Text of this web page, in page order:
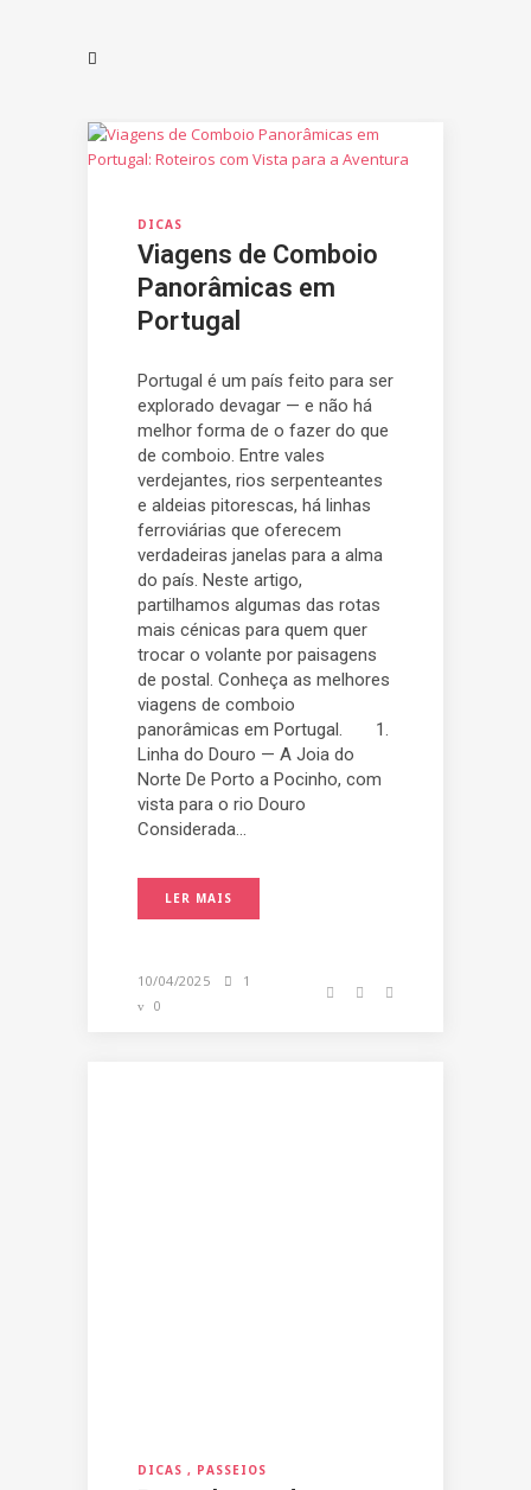
DICAS
Viagens de Comboio
Panorâmicas em
Portugal
Portugal é um país feito para ser
explorado devagar — e não há
melhor forma de o fazer do que
de comboio. Entre vales
verdejantes, rios serpenteantes
e aldeias pitorescas, há linhas
ferroviárias que oferecem
verdadeiras janelas para a alma
do país. Neste artigo,
partilhamos algumas das rotas
mais cénicas para quem quer
trocar o volante por paisagens
de postal. Conheça as melhores
viagens de comboio
panorâmicas em Portugal. 1.
Linha do Douro — A Joia do
Norte De Porto a Pocinho, com
vista para o rio Douro
Considerada...
LER MAIS
10/04/2025
1
0
DICAS PASSEIOS